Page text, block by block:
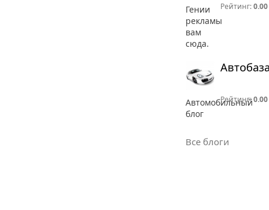
Гении
рекламы
вам
сюда.
Рейтинг:0.00
Автомобильный
блог
Рейтинг:0.00
Все блоги